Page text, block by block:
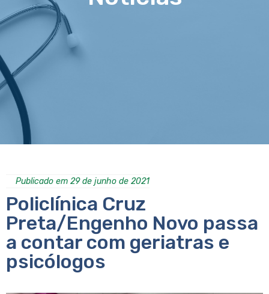
Publicado em 29 de junho de 2021
Policlínica Cruz
Preta/Engenho Novo passa
a contar com geriatras e
psicólogos